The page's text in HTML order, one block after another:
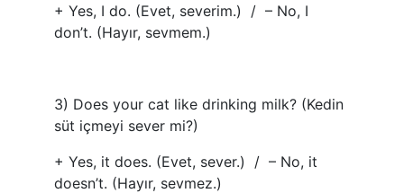
+ Yes, I do. (Evet, severim.) / – No, I
don’t. (Hayır, sevmem.)
3) Does your cat like drinking milk? (Kedin
süt içmeyi sever mi?)
+ Yes, it does. (Evet, sever.) / – No, it
doesn’t. (Hayır, sevmez.)